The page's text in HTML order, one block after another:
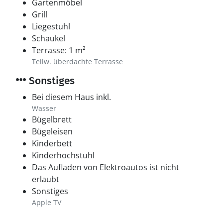
Gartenmöbel
Grill
Liegestuhl
Schaukel
Terrasse: 1 m²
Teilw. überdachte Terrasse
Sonstiges
Bei diesem Haus inkl.
Wasser
Bügelbrett
Bügeleisen
Kinderbett
Kinderhochstuhl
Das Aufladen von Elektroautos ist nicht
erlaubt
Sonstiges
Apple TV